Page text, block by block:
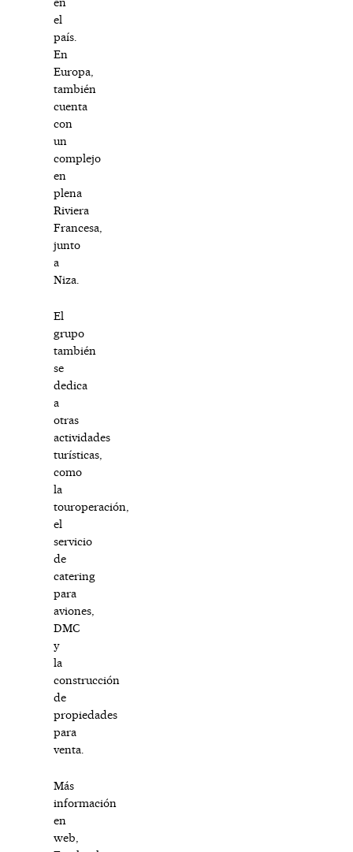
el
país.
En
Europa,
también
cuenta
con
un
complejo
en
plena
Riviera
Francesa,
junto
a
Niza.
El
grupo
también
se
dedica
a
otras
actividades
turísticas,
como
la
touroperación,
el
servicio
de
catering
para
aviones,
DMC
y
la
construcción
de
propiedades
para
venta.
Más
información
en
web